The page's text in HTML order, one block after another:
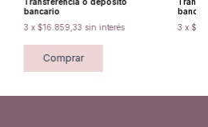
bancario
3 x $16.859,33 sin interés
Comprar
3 x